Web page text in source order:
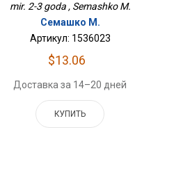
mir. 2-3 goda , Semashko M.
Семашко М.
Артикул: 1536023
$13.06
Доставка за 14–20 дней
КУПИТЬ